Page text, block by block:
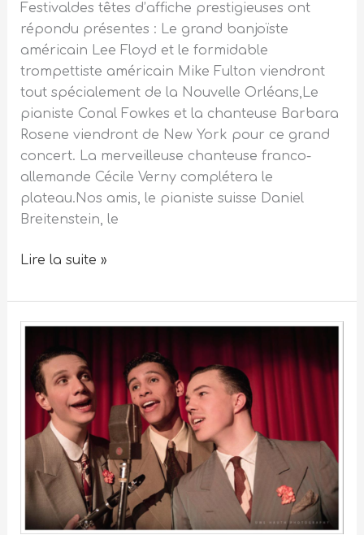
Festivaldes têtes d’affiche prestigieuses ont
répondu présentes : Le grand banjoïste
américain Lee Floyd et le formidable
trompettiste américain Mike Fulton viendront
tout spécialement de la Nouvelle Orléans,Le
pianiste Conal Fowkes et la chanteuse Barbara
Rosene viendront de New York pour ce grand
concert. La merveilleuse chanteuse franco-
allemande Cécile Verny complétera le
plateau.Nos amis, le pianiste suisse Daniel
Breitenstein, le
Lire la suite »
David
Hermlin
Trio